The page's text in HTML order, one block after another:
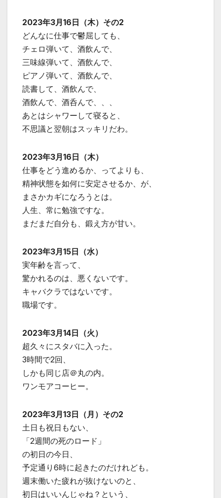
2023年3月16日（木）その2
どんなに仕事で鬱屈しても、
チェロ弾いて、酒飲んで、
三味線弾いて、酒飲んで、
ピアノ弾いて、酒飲んで、
読書して、酒飲んで、
酒飲んで、酒呑んで、、、
あとはシャワーして寝ると、
不思議と翌朝はスッキリだわ。
2023年3月16日（木）
仕事をどう進めるか、ってよりも、
精神状態を如何に安定させるか、が、
まさかカギになろうとは。
人生、常に勉強ですな。
まだまだ自分も、鍛え方が甘い。
2023年3月15日（水）
実年齢を言って、
驚かれるのは、悪くないです。
キャバクラではないです。
職場です。
2023年3月14日（火）
超久々にスタバに入った。
3時間で2回、
しかも同じ店＠丸の内。
ワンモアコーヒー。
2023年3月13日（月）その2
土日も祝日もない、
「2週間の死のロード」
の初日の今日、
予定通り6時に起きたのだけれども。
週末働いた疲れが抜けないのと、
初日はいいんじゃね？という、